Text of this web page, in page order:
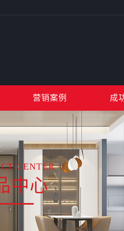
营销案例 成
CENTER
中心